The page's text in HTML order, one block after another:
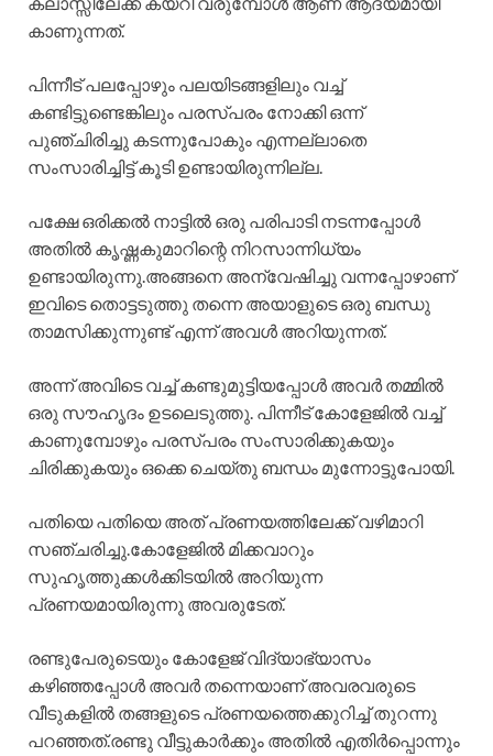
കാണുന്നത്.
പിന്നീട് പലപ്പോഴും പലയിടങ്ങളിലും വച്ച്
കണ്ടിട്ടുണ്ടെങ്കിലും പരസ്പരം നോക്കി ഒന്ന്
പുഞ്ചിരിച്ചു കടന്നുപോകും എന്നല്ലാതെ
സംസാരിച്ചിട്ട് കൂടി ഉണ്ടായിരുന്നില്ല.
പക്ഷേ ഒരിക്കൽ നാട്ടിൽ ഒരു പരിപാടി നടന്നപ്പോൾ
അതിൽ കൃഷ്ണകുമാറിന്റെ നിറസാന്നിധ്യം
ഉണ്ടായിരുന്നു.അങ്ങനെ അന്വേഷിച്ചു വന്നപ്പോഴാണ്
ഇവിടെ തൊട്ടടുത്തു തന്നെ അയാളുടെ ഒരു ബന്ധു
താമസിക്കുന്നുണ്ട് എന്ന് അവൾ അറിയുന്നത്.
അന്ന് അവിടെ വച്ച് കണ്ടുമുട്ടിയപ്പോൾ അവർ തമ്മിൽ
ഒരു സൗഹൃദം ഉടലെടുത്തു. പിന്നീട് കോളേജിൽ വച്ച്
കാണുമ്പോഴും പരസ്പരം സംസാരിക്കുകയും
ചിരിക്കുകയും ഒക്കെ ചെയ്തു ബന്ധം മുന്നോട്ടുപോയി.
പതിയെ പതിയെ അത് പ്രണയത്തിലേക്ക് വഴിമാറി
സഞ്ചരിച്ചു.കോളേജിൽ മിക്കവാറും
സുഹൃത്തുക്കൾക്കിടയിൽ അറിയുന്ന
പ്രണയമായിരുന്നു അവരുടേത്.
രണ്ടുപേരുടെയും കോളേജ് വിദ്യാഭ്യാസം
കഴിഞ്ഞപ്പോൾ അവർ തന്നെയാണ് അവരവരുടെ
വീടുകളിൽ തങ്ങളുടെ പ്രണയത്തെക്കുറിച്ച് തുറന്നു
പറഞ്ഞത്.രണ്ടു വീട്ടുകാർക്കും അതിൽ എതിർപ്പൊന്നും